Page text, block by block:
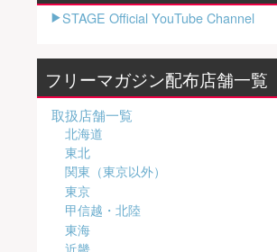
STAGE Official YouTube Channel
フリーマガジン配布店舗一覧
取扱店舗一覧
北海道
東北
関東（東京以外）
東京
甲信越・北陸
東海
近畿